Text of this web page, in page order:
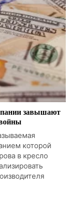
завышают
которой
в кресло